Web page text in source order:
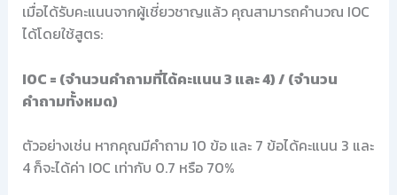
เมื่อได้รับคะแนนจากผู้เชี่ยวชาญแล้ว คุณสามารถคำนวณ IOC
ได้โดยใช้สูตร:
IOC = (จำนวนคำถามที่ได้คะแนน 3 และ 4) / (จำนวน
คำถามทั้งหมด)
ตัวอย่างเช่น หากคุณมีคำถาม 10 ข้อ และ 7 ข้อได้คะแนน 3 และ
4 ก็จะได้ค่า IOC เท่ากับ 0.7 หรือ 70%